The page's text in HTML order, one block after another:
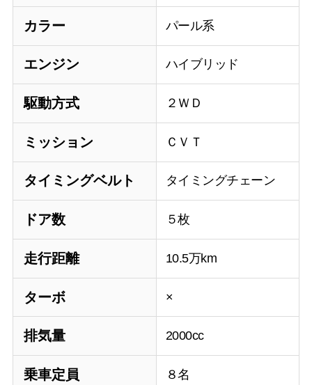
カラー パール系
エンジン ハイブリッド
駆動方式 ２ＷＤ
ミッション ＣＶＴ
タイミングベルト タイミングチェーン
ドア数 ５枚
走行距離 10.5万km
ターボ ×
排気量 2000cc
乗車定員 ８名